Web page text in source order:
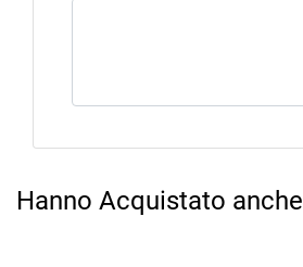
Hanno Acquistato anche